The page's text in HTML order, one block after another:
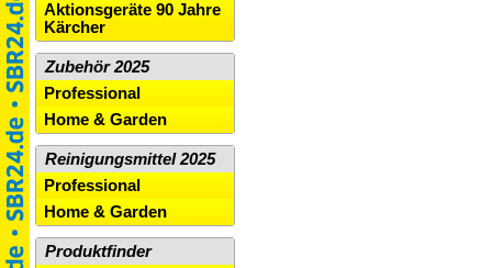
Aktionsgeräte 90 Jahre
Kärcher
Zubehör 2025
Professional
Home & Garden
Reinigungsmittel 2025
Professional
Home & Garden
Produktfinder